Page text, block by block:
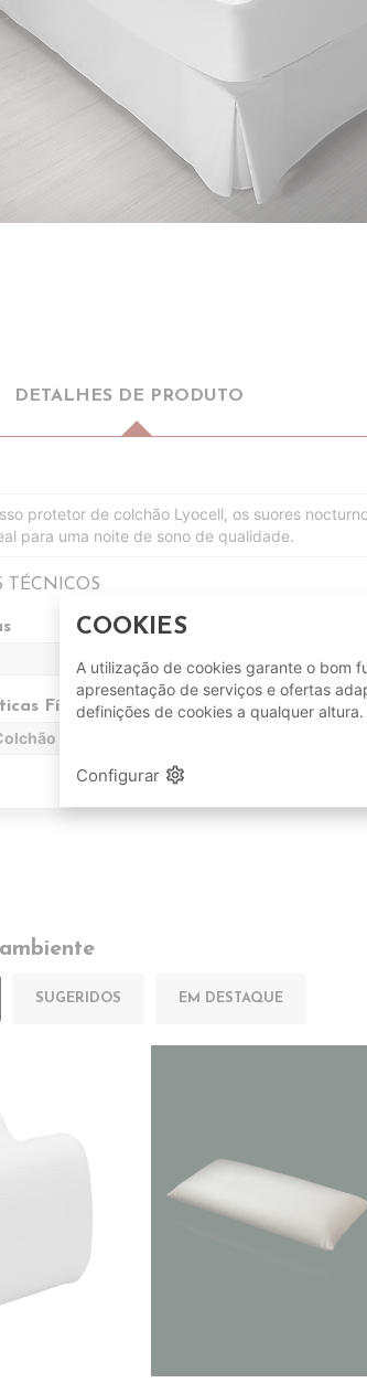
DETALHES DE PRODUTO
protetor de colchão Lyocell, os suores
para uma noite de sono de qualidade.
TÉCNICOS
Físicas
SUGERIDOS EM DESTAQUE
COOKIES
A utilização de cookies garante o bom
apresentação de serviços e ofertas
definições de cookies a qualquer altura.
Configurar settings